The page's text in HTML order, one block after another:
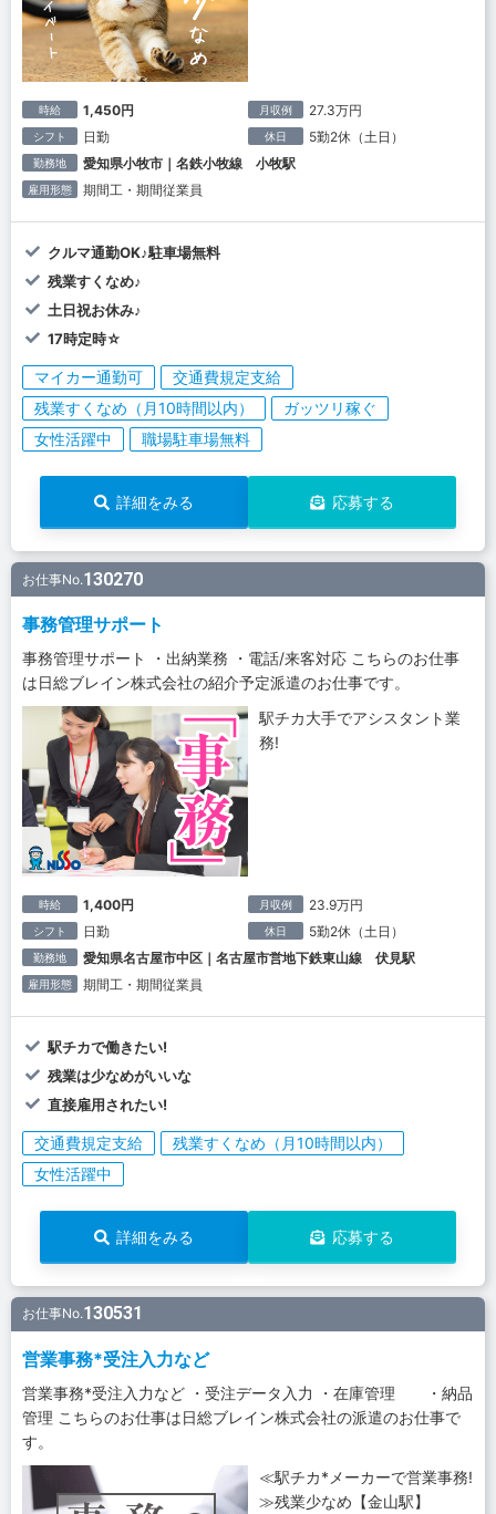
時給 1,450円 月収例 27.3万円
シフト 日勤 休日 5勤2休（土日）
勤務地 愛知県小牧市｜名鉄小牧線 小牧駅
雇用形態 期間工・期間従業員
クルマ通勤OK♪駐車場無料
残業すくなめ♪
土日祝お休み♪
17時定時☆
マイカー通勤可
交通費規定支給
残業すくなめ（月10時間以内）
ガッツリ稼ぐ
女性活躍中
職場駐車場無料
詳細をみる 応募する
お仕事No.130270
事務管理サポート
事務管理サポート ・出納業務 ・電話/来客対応 こちらのお仕事
は日総ブレイン株式会社の紹介予定派遣のお仕事です。
駅チカ大手でアシスタント業
務!
時給 1,400円 月収例 23.9万円
シフト 日勤 休日 5勤2休（土日）
勤務地 愛知県名古屋市中区｜名古屋市営地下鉄東山線 伏見駅
雇用形態 期間工・期間従業員
駅チカで働きたい!
残業は少なめがいいな
直接雇用されたい!
交通費規定支給
残業すくなめ（月10時間以内）
女性活躍中
詳細をみる 応募する
お仕事No.130531
営業事務*受注入力など
営業事務*受注入力など ・受注データ入力 ・在庫管理 ・納品
管理 こちらのお仕事は日総ブレイン株式会社の派遣のお仕事で
す。
≪駅チカ*メーカーで営業事務!
≫残業少なめ【金山駅】